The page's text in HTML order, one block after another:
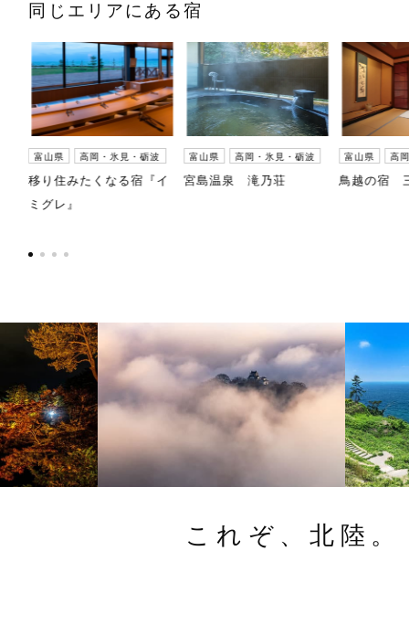
同じエリアにある宿
富山県 高岡・氷見・砺波
移り住みたくなる宿『イ
ミグレ』
富山県 高岡・氷見・砺波
宮島温泉 滝乃荘
富山県 高
鳥越の宿
これぞ、北陸。